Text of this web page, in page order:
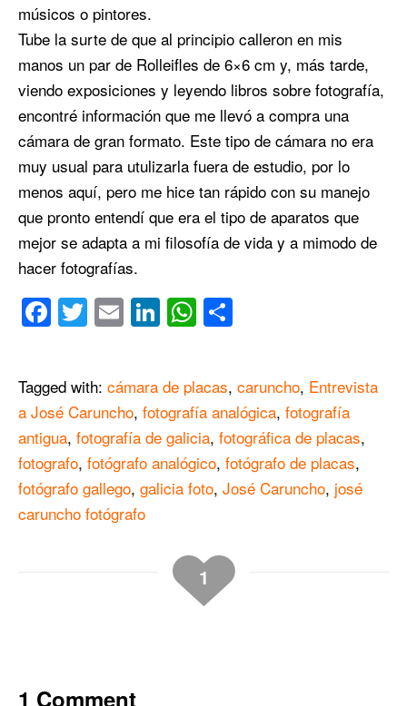
músicos o pintores.
Tube la surte de que al principio calleron en mis
manos un par de Rolleifles de 6×6 cm y, más tarde,
viendo exposiciones y leyendo libros sobre fotografía,
encontré información que me llevó a compra una
cámara de gran formato. Este tipo de cámara no era
muy usual para utulizarla fuera de estudio, por lo
menos aquí, pero me hice tan rápido con su manejo
que pronto entendí que era el tipo de aparatos que
mejor se adapta a mi filosofía de vida y a mimodo de
hacer fotografías.
Facebook
Twitter
EmailLinkedIn
WhatsApp
Tagged with: cámara de placas, caruncho, Entrevista
a José Caruncho, fotografía analógica, fotografía
antigua, fotografía de galicia, fotográfica de placas,
fotografo, fotógrafo analógico, fotógrafo de placas,
fotógrafo gallego, galicia foto, José Caruncho, josé
caruncho fotógrafo
1
1 Comment